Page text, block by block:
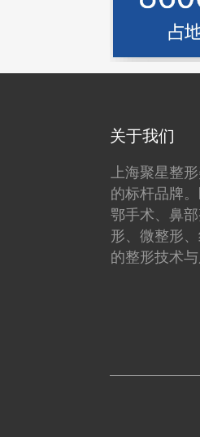
关于我们
上海聚星整
的标杆品牌
鄂手术、鼻
形、微整形
的整形技术与